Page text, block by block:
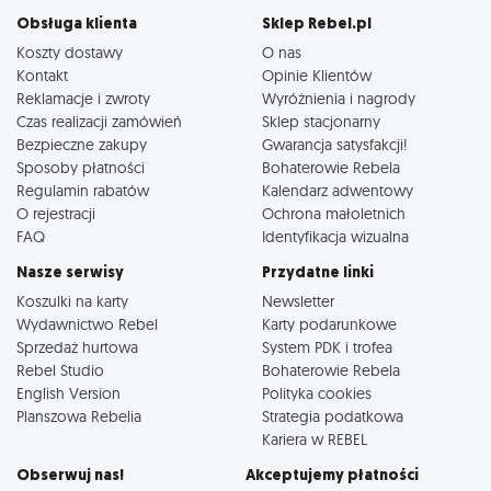
Obsługa klienta
Koszty dostawy
Kontakt
Reklamacje i zwroty
Czas realizacji zamówień
Bezpieczne zakupy
Sposoby płatności
Regulamin rabatów
O rejestracji
FAQ
Sklep Rebel.pl
O nas
Opinie Klientów
Wyróżnienia i nagrody
Sklep stacjonarny
Gwarancja satysfakcji!
Bohaterowie Rebela
Kalendarz adwentowy
Ochrona małoletnich
Identyfikacja wizualna
Nasze serwisy
Koszulki na karty
Wydawnictwo Rebel
Sprzedaż hurtowa
Rebel Studio
English Version
Planszowa Rebelia
Przydatne linki
Newsletter
Karty podarunkowe
System PDK i trofea
Bohaterowie Rebela
Polityka cookies
Strategia podatkowa
Kariera w REBEL
Obserwuj nas! Akceptujemy płatności